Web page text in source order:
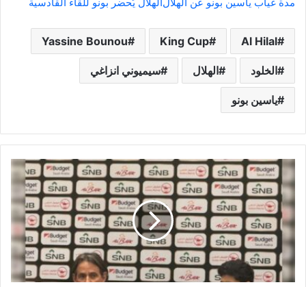
Al Hilal
King Cup
Yassine Bounou
الخلود الهلال سيميوني انزاغي
ياسين بونو
إنزاغي
يشيد
بدعم
الإدارة
وسلطان
مندش:
مستعدون
للنهائي
وبدأنا